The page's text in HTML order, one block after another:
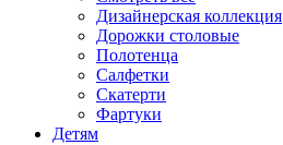
Дизайнерская коллекция
Дорожки столовые
Полотенца
Салфетки
Скатерти
Фартуки
Детям